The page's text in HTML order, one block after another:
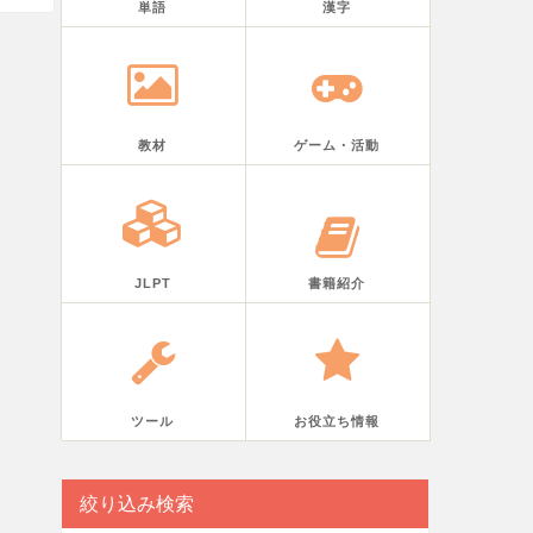
単語 漢字
教材 ゲーム・活動
JLPT 書籍紹介
ツール お役立ち情報
絞り込み検索